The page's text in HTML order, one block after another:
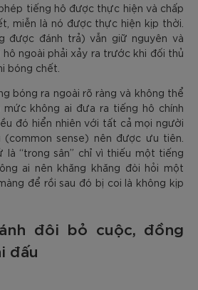
tiếng hô được thực hiện và chấp
miễn là nó được thực hiện kịp thời.
được đánh trả) vẫn giữ nguyên và
ngoài phải xảy ra trước khi đối thủ
bóng chết.
bóng ra ngoài rõ ràng và không thể
không ai đưa ra tiếng hô chính
đó hiển nhiên với tất cả mọi người
sense) nên được ưu tiên.
là “trong sân” chỉ vì thiếu một tiếng
ai nên khăng khăng đòi hỏi một
để rồi sau đó bị coi là không kịp
đôi bỏ cuộc, đồng
đấu